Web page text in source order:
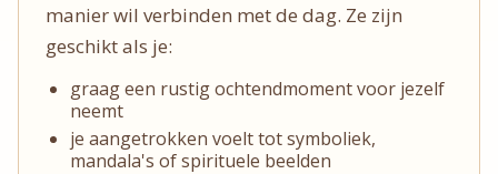
manier wil verbinden met de dag. Ze zijn
geschikt als je:
graag een rustig ochtendmoment voor jezelf
neemt
je aangetrokken voelt tot symboliek,
mandala's of spirituele beelden